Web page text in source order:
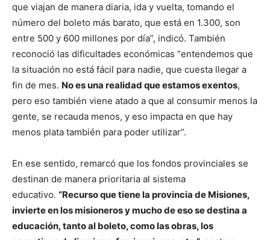
que viajan de manera diaria, ida y vuelta, tomando el
número del boleto más barato, que está en 1.300, son
entre 500 y 600 millones por día”, indicó. También
reconoció las dificultades económicas “entendemos que
la situación no está fácil para nadie, que cuesta llegar a
fin de mes. No es una realidad que estamos exentos,
pero eso también viene atado a que al consumir menos la
gente, se recauda menos, y eso impacta en que hay
menos plata también para poder utilizar”.
En ese sentido, remarcó que los fondos provinciales se
destinan de manera prioritaria al sistema
educativo. “Recurso que tiene la provincia de Misiones,
invierte en los misioneros y mucho de eso se destina a
educación, tanto al boleto, como las obras, los